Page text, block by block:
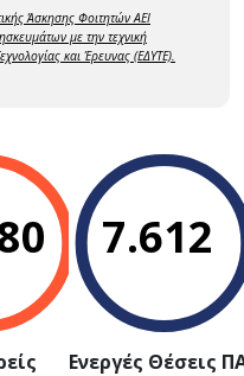
Άσκησης Φοιτητών ΑΕΙ
με την τεχνική
και Έρευνας (ΕΔΥΤΕ).
7.612
Ενεργές Θέσεις